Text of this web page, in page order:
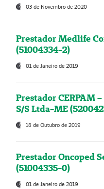
03 de Novembro de 2020
Prestador Medlife
(51004334-2)
01 de Janeiro de 2019
Prestador CERPAM
S/S Ltda-ME
18 de Outubro de 2019
Prestador Oncoped
(51004335-0)
01 de Janeiro de 2019